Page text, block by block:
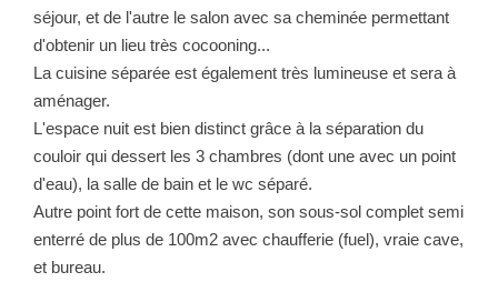
Nous Rejoindre
Nos Actualités Immo
ESPACE CLIENT
Espace Client Saint-Flour (VDS Immobilier)
séjour, et de l'autre le salon avec sa cheminée permettant
d'obtenir un lieu très cocooning...
La cuisine séparée est également très lumineuse et sera à
aménager.
L'espace nuit est bien distinct grâce à la séparation du
couloir qui dessert les 3 chambres (dont une avec un point
d'eau), la salle de bain et le wc séparé.
Autre point fort de cette maison, son sous-sol complet semi
enterré de plus de 100m2 avec chaufferie (fuel), vraie cave,
et bureau.